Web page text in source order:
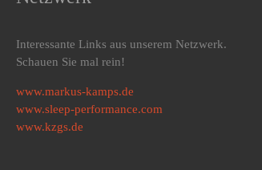
Interessante Links aus unserem Netzwerk.
Schauen Sie mal rein!
www.markus-kamps.de
www.sleep-performance.com
www.kzgs.de